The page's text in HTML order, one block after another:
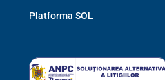
Platforma SOL